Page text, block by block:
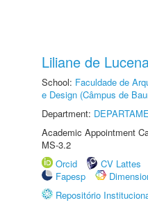
Liliane de
School: Faculdade de
e Design (Câmpus de
Department:
Academic Appointment
MS-3.2
Orcid
CV Lattes
Fapesp
Repositório